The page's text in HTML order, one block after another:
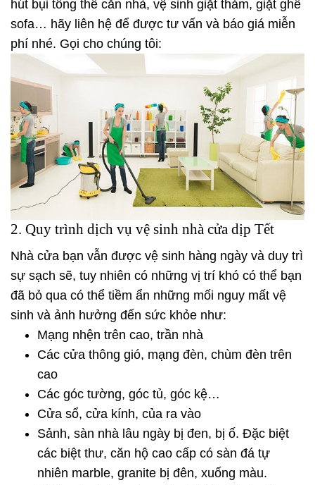
hút bụi tổng thể căn nhà, vệ sinh giặt thảm, giặt ghế
sofa… hãy liên hệ để được tư vấn và báo giá miễn
phí nhé. Gọi cho chúng tôi:
2. Quy trình dịch vụ vệ sinh nhà cửa dịp Tết
Nhà cửa bạn vẫn được vệ sinh hàng ngày và duy trì
sự sạch sẽ, tuy nhiên có những vị trí khó có thể bạn
đã bỏ qua có thể tiềm ẩn những mối nguy mất vệ
sinh và ảnh hưởng đến sức khỏe như:
Mạng nhện trên cao, trần nhà
Các cửa thông gió, mạng đèn, chùm đèn trên
cao
Các góc tường, góc tủ, góc kệ…
Cửa sổ, cửa kính, của ra vào
Sảnh, sàn nhà lâu ngày bị đen, bị ố. Đặc biệt
các biệt thư, căn hộ cao cấp có sàn đá tự
nhiên marble, granite bị đên, xuống màu.